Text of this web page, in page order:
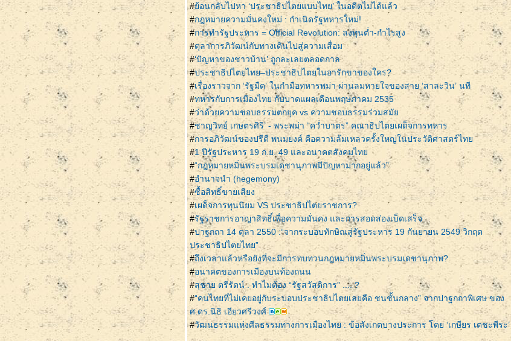
#้อนกลับไปหา ‘ประชาธิปไตยแบบไทย’ ในอดีตไม่ได้แล้ว
#กฎหมายความมั่นคงใหม่ : กำเนิดรัฐทหารใหม่!
#การทำรัฐประหาร = Official Revolution: ลงทุนต่ำ-กำไรสูง
#ตุลาการภิวัฒน์กับทางเดินไปสู่ความเสื่อม
#‘ปัญหาของชาวบ้าน’ ถูกละเลยตลอดกาล
#ประชาธิปไตยไทย–ประชาธิปไตยในอารักขาของใคร?
#เรื่องราวจาก ‘รัฐมืด’ ในกำมือทหารพม่า ผ่านลมหายใจของสาย ‘สาละวิน’ นที
#ทหารกับการเมืองไทย กับบาดแผลเดือนพฤษภาคม 2535
#ว่าด้วยความชอบธรรมตกยุค vs ความชอบธรรมร่วมสมั
#ชาญวิทย์ เกษตรศิริ’ - พระพม่า “คว่ำบาตร” คณาธิปไตยเผด็จการทหาร
#การอภิวัฒน์ของปรีดี พนมยงค์ คือความล้มเหลวครั้งใหญ่ในประวัติศาสตร์ไท
#1 ปีรัฐประหาร 19 ก.ย. 49 และอนาคตสังคมไท
#“กฎหมายหมิ่นพระบรมเดชานุภาพมีปัญหามากอยู่แล้ว”
#อำนาจนำ (hegemony)
#ซื้อสิทธิ์ขายเสียง
#เผด็จการทุนนิยม VS ประชาธิปไตยราชการ?
#รัฐราชการอาญาสิทธิ์เพื่อความมั่นคง และการสอดส่องเบ็ดเสร็จ
#ปาฐกถา 14 ตุลา 2550 :“จากระบอบทักษิณสู่รัฐประหาร 19 กันยายน 2549 วิกฤต
ประชาธิปไตยไทย”
#ถึงเวลาแล้วหรือยังที่จะมีการทบทวนกฎหมายหมิ่นพระบรมเดชานุภาพ?
#อนาคตของการเมืองบนท้องถนน
#สุชาย ตรีรัตน์ : ทำไมต้อง “รัฐสวัสดิการ” .... ?
#“คนไทยที่ไม่เคยอยู่กับระบอบประชาธิปไตยเลยคือ ชนชั้นกลาง” จากปาฐกถาพิเศษ ของ
ศ.ดร.นิธิ เอียวศรีวงศ์
#วัฒนธรรมแห่งศีลธรรมทางการเมืองไทย : ข้อสังเกตบางประการ โดย ‘เกษียร เตชะพีระ’